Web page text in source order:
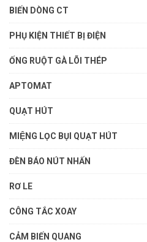
BIẾN DÒNG CT
PHỤ KIỆN THIẾT BỊ ĐIỆN
ỐNG RUỘT GÀ LÕI THÉP
APTOMAT
QUẠT HÚT
MIỆNG LỌC BỤI QUẠT HÚT
ĐÈN BÁO NÚT NHẤN
RƠ LE
CÔNG TẮC XOAY
CẢM BIẾN QUANG